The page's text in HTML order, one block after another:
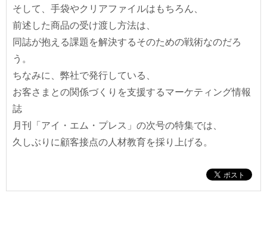
そして、手袋やクリアファイルはもちろん、
前述した商品の受け渡し方法は、
同誌が抱える課題を解決するそのための戦術なのだろ
う。
ちなみに、弊社で発行している、
お客さまとの関係づくりを支援するマーケティング情報
誌
月刊「アイ・エム・プレス」の次号の特集では、
久しぶりに顧客接点の人材教育を採り上げる。